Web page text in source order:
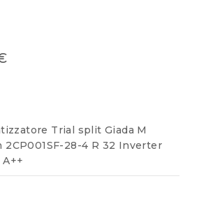
Trial split Giada M
2CP001SF-28-4 R 32 Inverter